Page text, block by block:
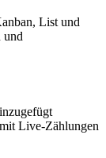
List und
und
Live-Zählungen